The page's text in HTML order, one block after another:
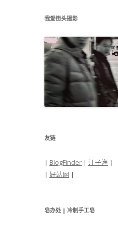
我爱街头摄影
友链
| BlogFinder | 江子渔 |
| 好站网 |
皂办处 | 冷制手工皂